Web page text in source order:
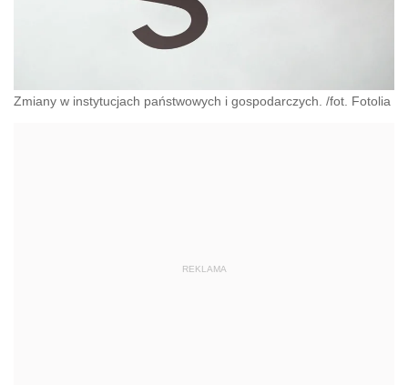
Zmiany w instytucjach państwowych i gospodarczych. /fot. Fotolia